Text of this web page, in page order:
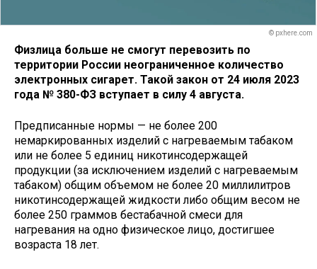
© pxhere.com
Физлица больше не смогут перевозить по
территории России неограниченное количество
электронных сигарет. Такой закон от 24 июля 2023
года № 380-ФЗ вступает в силу 4 августа.
Предписанные нормы — не более 200
немаркированных изделий с нагреваемым табаком
или не более 5 единиц никотинсодержащей
продукции (за исключением изделий с нагреваемым
табаком) общим объемом не более 20 миллилитров
никотинсодержащей жидкости либо общим весом не
более 250 граммов бестабачной смеси для
нагревания на одно физическое лицо, достигшее
возраста 18 лет.